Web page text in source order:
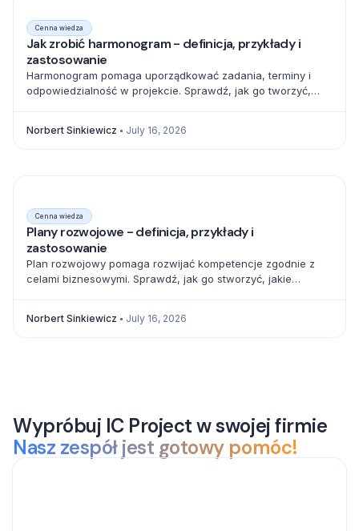
Cenna wiedza
Jak zrobić harmonogram - definicja, przykłady i
zastosowanie
Harmonogram pomaga uporządkować zadania, terminy i
odpowiedzialność w projekcie. Sprawdź, jak go tworzyć,
Norbert Sinkiewicz July 16, 2026
Cenna wiedza
Plany rozwojowe - definicja, przykłady i
zastosowanie
Plan rozwojowy pomaga rozwijać kompetencje zgodnie z
celami biznesowymi. Sprawdź, jak go stworzyć, jakie
Norbert Sinkiewicz July 16, 2026
Wypróbuj IC Project w swojej firmie
Nasz zespół jest gotowy pomóc!